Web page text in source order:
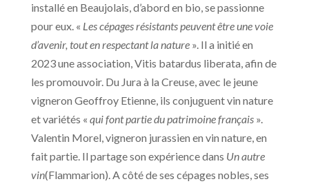
installé en Beaujolais, d’abord en bio, se passionne
pour eux. « Les cépages résistants peuvent être une voie
d’avenir, tout en respectant la nature ». Il a initié en
2023 une association, Vitis batardus liberata, afin de
les promouvoir. Du Jura à la Creuse, avec le jeune
vigneron Geoffroy Etienne, ils conjuguent vin nature
et variétés « qui font partie du patrimoine français».
Valentin Morel, vigneron jurassien en vin nature, en
fait partie. Il partage son expérience dans Un autre
vin(Flammarion). A côté de ses cépages nobles, ses